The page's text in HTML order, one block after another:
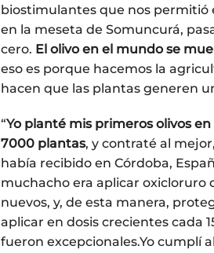
biostimulantes que nos permitió
en la meseta de Somuncurá,
cero. El olivo en el mundo se
eso es porque hacemos la
hacen que las plantas generen
“Yo planté mis primeros olivos
7000 plantas, y contraté al
había recibido en Córdoba,
muchacho era aplicar oxicloruro
nuevos, y, de esta manera,
aplicar en dosis crecientes cada
fueron excepcionales.Yo cumplí